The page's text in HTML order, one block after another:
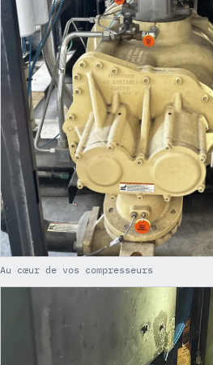
Au cœur de vos compresseurs